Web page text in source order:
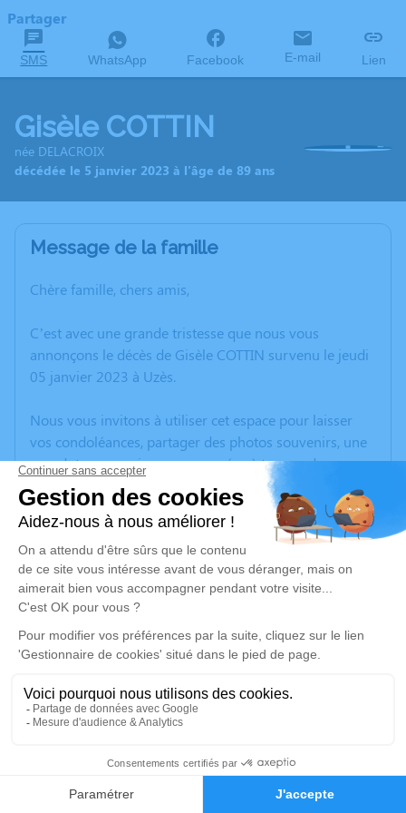
Faire-part Hommages
Partager
SMS WhatsApp Facebook E-mail Lien
Gisèle COTTIN
née DELACROIX
décédée le 5 janvier 2023 à l'âge de 89 ans
Message de la famille
Chère famille, chers amis,
C’est avec une grande tristesse que nous vous
annonçons le décès de Gisèle COTTIN survenu le jeudi
05 janvier 2023 à Uzès.
Nous vous invitons à utiliser cet espace pour laisser
vos condoléances, partager des photos souvenirs, une
anecdote ou exprimer vos pensées à travers des
poèmes ou des textes. Cet endroit est un lieu
d'expression dédié à honorer la mémoire de Gisèle
COTTIN.
Un service de plantation d’arbre hommage est
disponible ici
Je rends hommage
Cérémonie religieuse
lundi 16 janvier 2023 à 15h00
Place de l'Evêché
30700 Uzès